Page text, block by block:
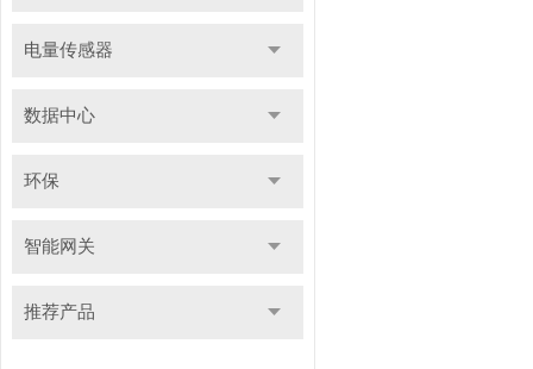
电量传感器
数据中心
环保
智能网关
推荐产品